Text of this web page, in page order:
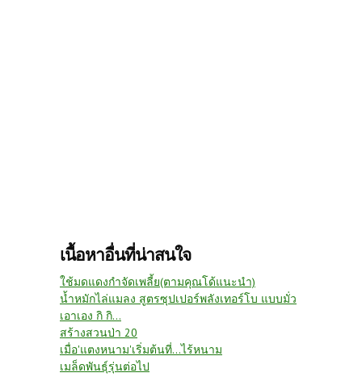
เนื้อหาอื่นที่น่าสนใจ
ใช้มดแดงกำจัดเพลี้ย(ตามคุณโด้แนะนำ)
น้ำหมักไล่แมลง สูตรซุปเปอร์พลังเทอร์โบ แบบมั่ว
เอาเอง กิ กิ...
สร้างสวนป่า 20
เมื่อ'แตงหนาม'เริ่มต้นที่...ไร้หนาม
เมล็ดพันธุ์รุ่นต่อไป